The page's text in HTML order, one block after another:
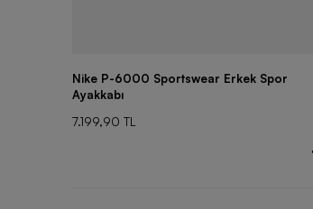
Nike P-6000 Sportswear Erkek Spor
Ayakkabı
7.199,90 TL